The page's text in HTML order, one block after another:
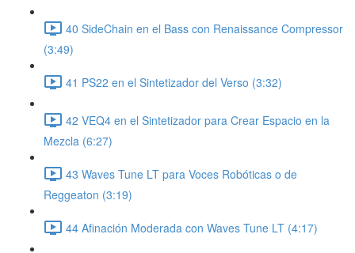
40 SideChain en el Bass con Renaissance Compressor
(3:49)
41 PS22 en el Sintetizador del Verso (3:32)
42 VEQ4 en el Sintetizador para Crear Espacio en la
Mezcla (6:27)
43 Waves Tune LT para Voces Robóticas o de
Reggeaton (3:19)
44 Afinación Moderada con Waves Tune LT (4:17)